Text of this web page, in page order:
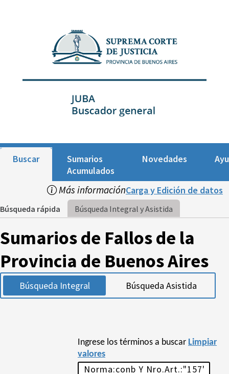
Buscar
Sumarios
Acumulados
Novedades
Más informaciónCarga y Edición de datos
Búsqueda rápida Búsqueda Integral y Asistida
Sumarios de Fallos de la
Provincia de Buenos Aires
Búsqueda Integral Búsqueda Asistida
Ingrese los términos a buscar Limpiar
valores